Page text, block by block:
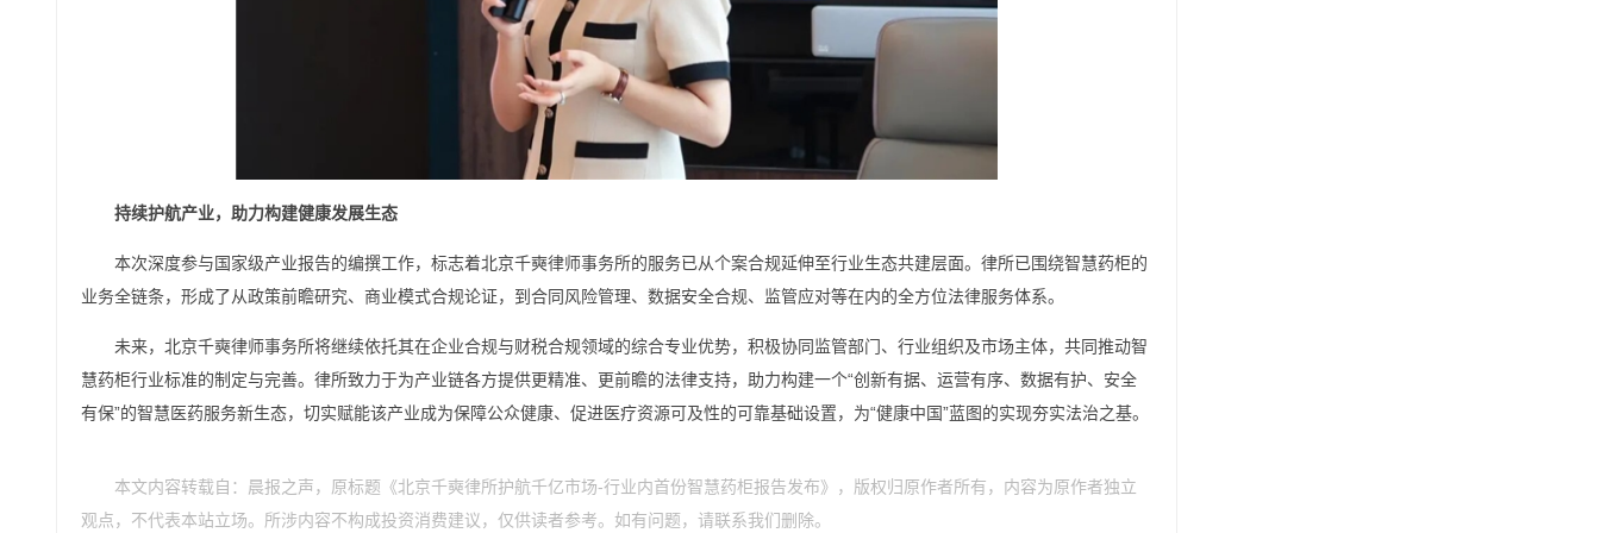
持续护航产业，助力构建健康发展生态
本次深度参与国家级产业报告的编撰工作，标志着北京千奭律师事务所的服务已从个案合规延伸至行业生态共建层面。律所已围绕智慧药柜的
业务全链条，形成了从政策前瞻研究、商业模式合规论证，到合同风险管理、数据安全合规、监管应对等在内的全方位法律服务体系。
未来，北京千奭律师事务所将继续依托其在企业合规与财税合规领域的综合专业优势，积极协同监管部门、行业组织及市场主体，共同推动智
慧药柜行业标准的制定与完善。律所致力于为产业链各方提供更精准、更前瞻的法律支持，助力构建一个“创新有据、运营有序、数据有护、安全
有保”的智慧医药服务新生态，切实赋能该产业成为保障公众健康、促进医疗资源可及性的可靠基础设置，为“健康中国”蓝图的实现夯实法治之基。
本文内容转载自：晨报之声，原标题《北京千奭律所护航千亿市场-行业内首份智慧药柜报告发布》，版权归原作者所有，内容为原作者独立
观点，不代表本站立场。所涉内容不构成投资消费建议，仅供读者参考。如有问题，请联系我们删除。